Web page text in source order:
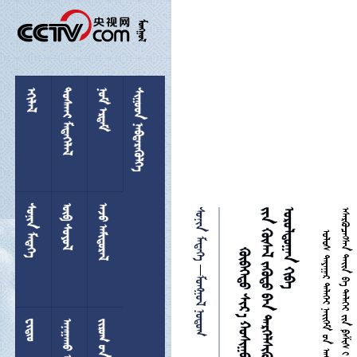

 

 
 
 
 
 
 

 
